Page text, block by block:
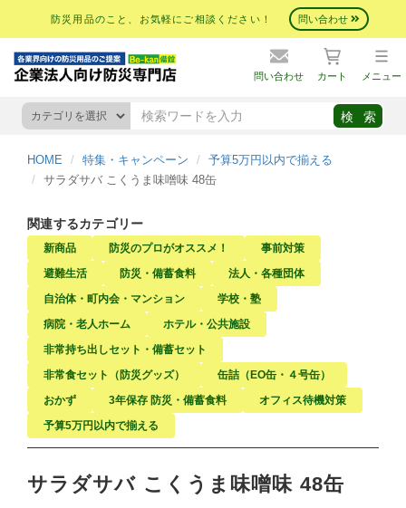
防災用品のこと、お気軽にご相談ください！ 問い合わせ
問い合わせ カート メニュー
HOME 特集・キャンペーン
予算5万円以内で揃える
サラダサバ こくうま味噌味 48缶
関連するカテゴリー
新商品 防災のプロがオススメ！
事前対策
避難生活
防災・備蓄食料
法人・各種団体
自治体・町内会・マンション
学校・塾
病院・老人ホーム
ホテル・公共施設
非常持ち出しセット・備蓄セット
非常食セット（防災グッズ）
缶詰（EO缶・４号缶）
おかず
3年保存 防災・備蓄食料
オフィス待機対策
予算5万円以内で揃える
サラダサバ こくうま味噌味 48缶